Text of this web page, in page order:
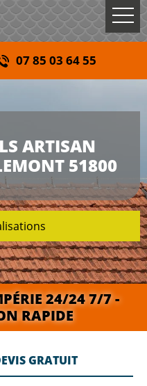
07 85 03 64 55
ARTISAN
51800
24/24 7/7 -
RAPIDE
GRATUIT